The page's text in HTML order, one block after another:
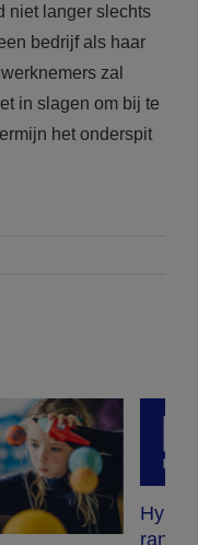
niet langer slechts
bedrijf als haar
zal
in slagen om bij te
het onderspit